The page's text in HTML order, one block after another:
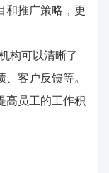
和推广策略，更
构可以清晰了
客户反馈等。
高员工的工作积